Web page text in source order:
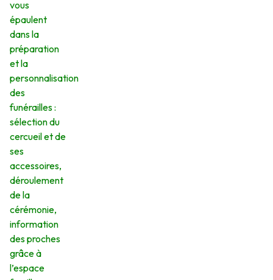
vous
épaulent
dans la
préparation
et la
personnalisation
des
funérailles :
sélection du
cercueil et de
ses
accessoires,
déroulement
de la
cérémonie,
information
des proches
grâce à
l’espace